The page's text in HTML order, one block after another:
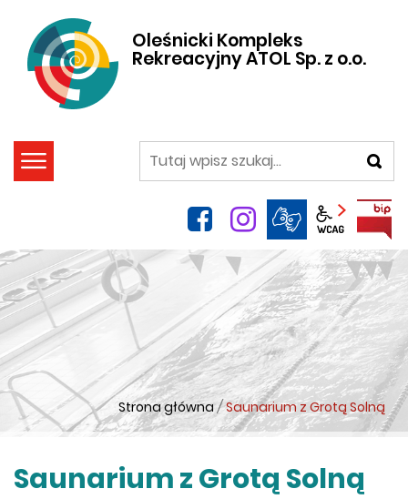
Oleśnicki Kompleks
Rekreacyjny ATOL Sp. z o.o.
szukaj
facebookinstagram
Panel
Strona główna / Saunarium z Grotą Solną
Saunarium z Grotą Solną